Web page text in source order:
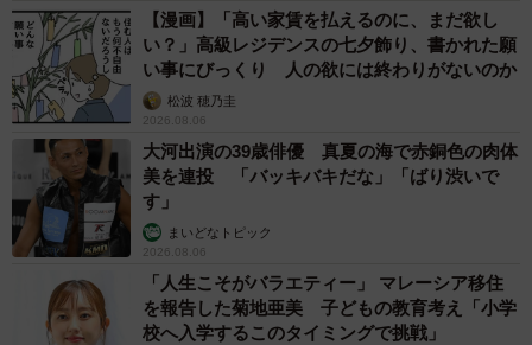
【漫画】「高い家賃を払えるのに、まだ欲し
い？」高級レジデンスの七夕飾り、書かれた願
い事にびっくり 人の欲には終わりがないのか
松波 穂乃圭
2026.08.06
大河出演の39歳俳優 真夏の海で赤銅色の肉体
美を連投 「バッキバキだな」「ばり渋いで
す」
まいどなトピック
2026.08.06
「人生こそがバラエティー」 マレーシア移住
を報告した菊地亜美 子どもの教育考え「小学
校へ入学するこのタイミングで挑戦」